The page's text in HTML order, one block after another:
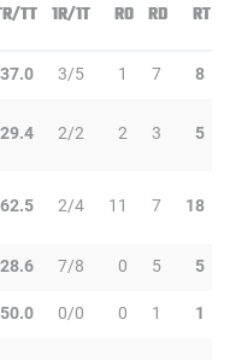
TT 1R/1T RO RD RT
37.0 3/5 1 7 8
29.4 2/2 2 3 5
62.5 2/4 11 7 18
28.6 7/8 0 5 5
50.0 0/0 0 1 1